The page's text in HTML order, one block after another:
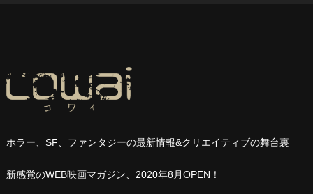
ホラー、SF 、ファンタジーの最新情報&クリエイティブの舞台裏
新感覚のWEB映画マガジン、 2020年8 月OPEN ！